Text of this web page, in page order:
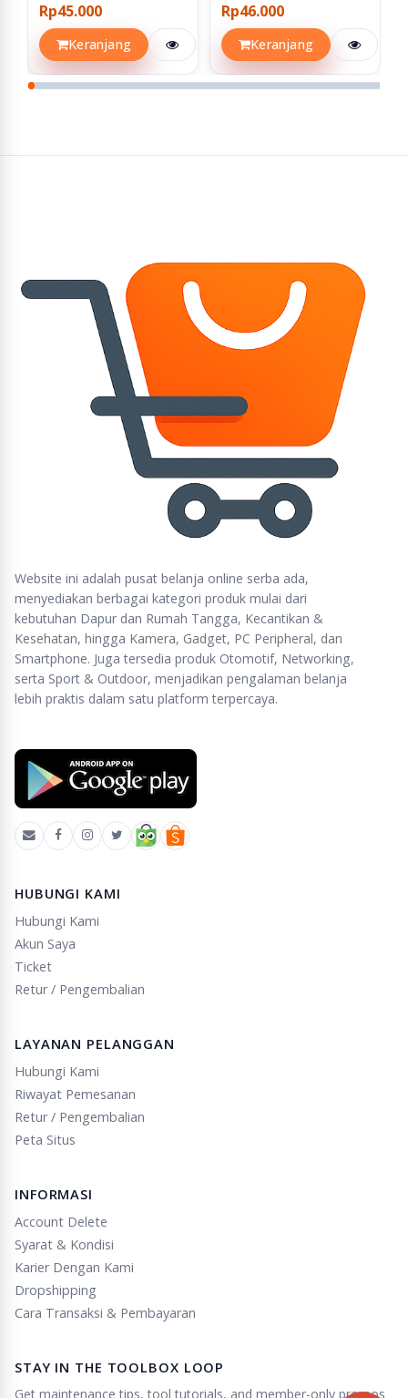
Rp45.000
Keranjang
Rp46.000
Keranjang
Website ini adalah pusat belanja online serba ada,
menyediakan berbagai kategori produk mulai dari
kebutuhan Dapur dan Rumah Tangga, Kecantikan &
Kesehatan, hingga Kamera, Gadget, PC Peripheral, dan
Smartphone. Juga tersedia produk Otomotif, Networking,
serta Sport & Outdoor, menjadikan pengalaman belanja
lebih praktis dalam satu platform terpercaya.
HUBUNGI KAMI
Hubungi Kami
Akun Saya
Ticket
Retur / Pengembalian
LAYANAN PELANGGAN
Hubungi Kami
Riwayat Pemesanan
Retur / Pengembalian
Peta Situs
INFORMASI
Account Delete
Syarat & Kondisi
Karier Dengan Kami
Dropshipping
Cara Transaksi & Pembayaran
STAY IN THE TOOLBOX LOOP
Get maintenance tips, tool tutorials, and member-only promos